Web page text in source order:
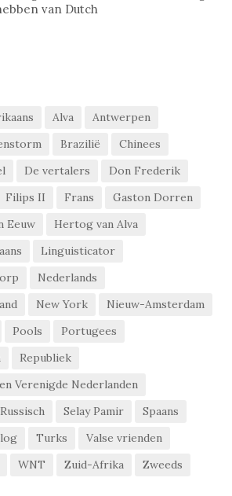
van Dutch
Alva
Antwerpen
Brazilië
Chinees
De vertalers
Don Frederik
Filips II Frans
Gaston Dorren
Eeuw
Hertog van Alva
Linguisticator
Nederlands
New York
Nieuw-Amsterdam
Pools
Portugees
Republiek
Verenigde Nederlanden
Russisch Selay Pamir
Spaans
Turks
Valse vrienden
WNT Zuid-Afrika Zweeds